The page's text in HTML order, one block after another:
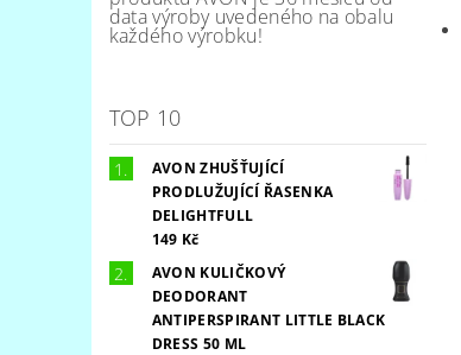
data výroby uvedeného na obalu
každého výrobku!
TOP 10
AVON ZHUŠŤUJÍCÍ
PRODLUŽUJÍCÍ ŘASENKA
DELIGHTFULL
149 Kč
AVON KULIČKOVÝ
DEODORANT
ANTIPERSPIRANT LITTLE BLACK
DRESS 50 ML